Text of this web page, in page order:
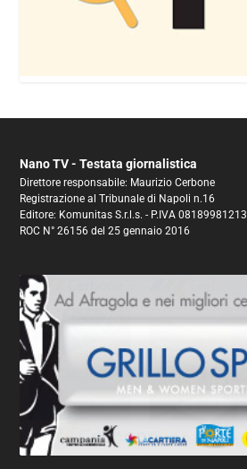
Nano TV - Testata giornalistica
Direttore responsabile: Maurizio Cerbone
Registrazione al Tribunale di Napoli n.16
Editore: Komunitas S.r.l.s. - P.IVA 08189981213
ROC N° 26156 del 25 gennaio 2016